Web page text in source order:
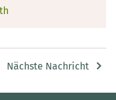
Nächste Nachricht